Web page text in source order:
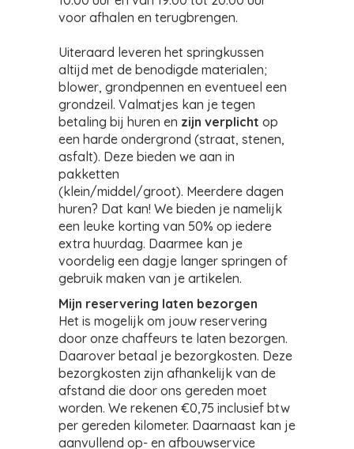
voor afhalen en terugbrengen.
Uiteraard leveren het springkussen
altijd met de benodigde materialen;
blower, grondpennen en eventueel een
grondzeil. Valmatjes kan je tegen
betaling bij huren en zijn verplicht op
een harde ondergrond (straat, stenen,
asfalt). Deze bieden we aan in
pakketten
(klein/middel/groot). Meerdere dagen
huren? Dat kan! We bieden je namelijk
een leuke korting van 50% op iedere
extra huurdag. Daarmee kan je
voordelig een dagje langer springen of
gebruik maken van je artikelen.
Mijn reservering laten bezorgen
Het is mogelijk om jouw reservering
door onze chaffeurs te laten bezorgen.
Daarover betaal je bezorgkosten. Deze
bezorgkosten zijn afhankelijk van de
afstand die door ons gereden moet
worden. We rekenen €0,75 inclusief btw
per gereden kilometer. Daarnaast kan je
aanvullend op- en afbouwservice